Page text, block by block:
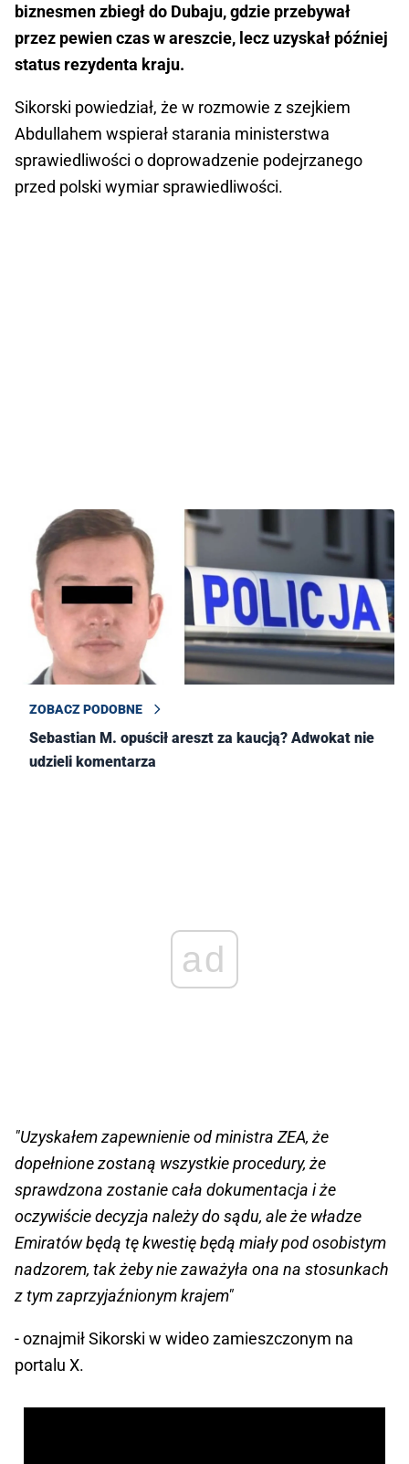
biznesmen zbiegł do Dubaju, gdzie przebywał
przez pewien czas w areszcie, lecz uzyskał później
status rezydenta kraju.
Sikorski powiedział, że w rozmowie z szejkiem
Abdullahem wspierał starania ministerstwa
sprawiedliwości o doprowadzenie podejrzanego
przed polski wymiar sprawiedliwości.
ZOBACZ PODOBNE
Sebastian M. opuścił areszt za kaucją? Adwokat nie
udzieli komentarza
ad
"Uzyskałem zapewnienie od ministra ZEA, że
dopełnione zostaną wszystkie procedury, że
sprawdzona zostanie cała dokumentacja i że
oczywiście decyzja należy do sądu, ale że władze
Emiratów będą tę kwestię będą miały pod osobistym
nadzorem, tak żeby nie zaważyła ona na stosunkach
z tym zaprzyjaźnionym krajem"
- oznajmił Sikorski w wideo zamieszczonym na
portalu X.